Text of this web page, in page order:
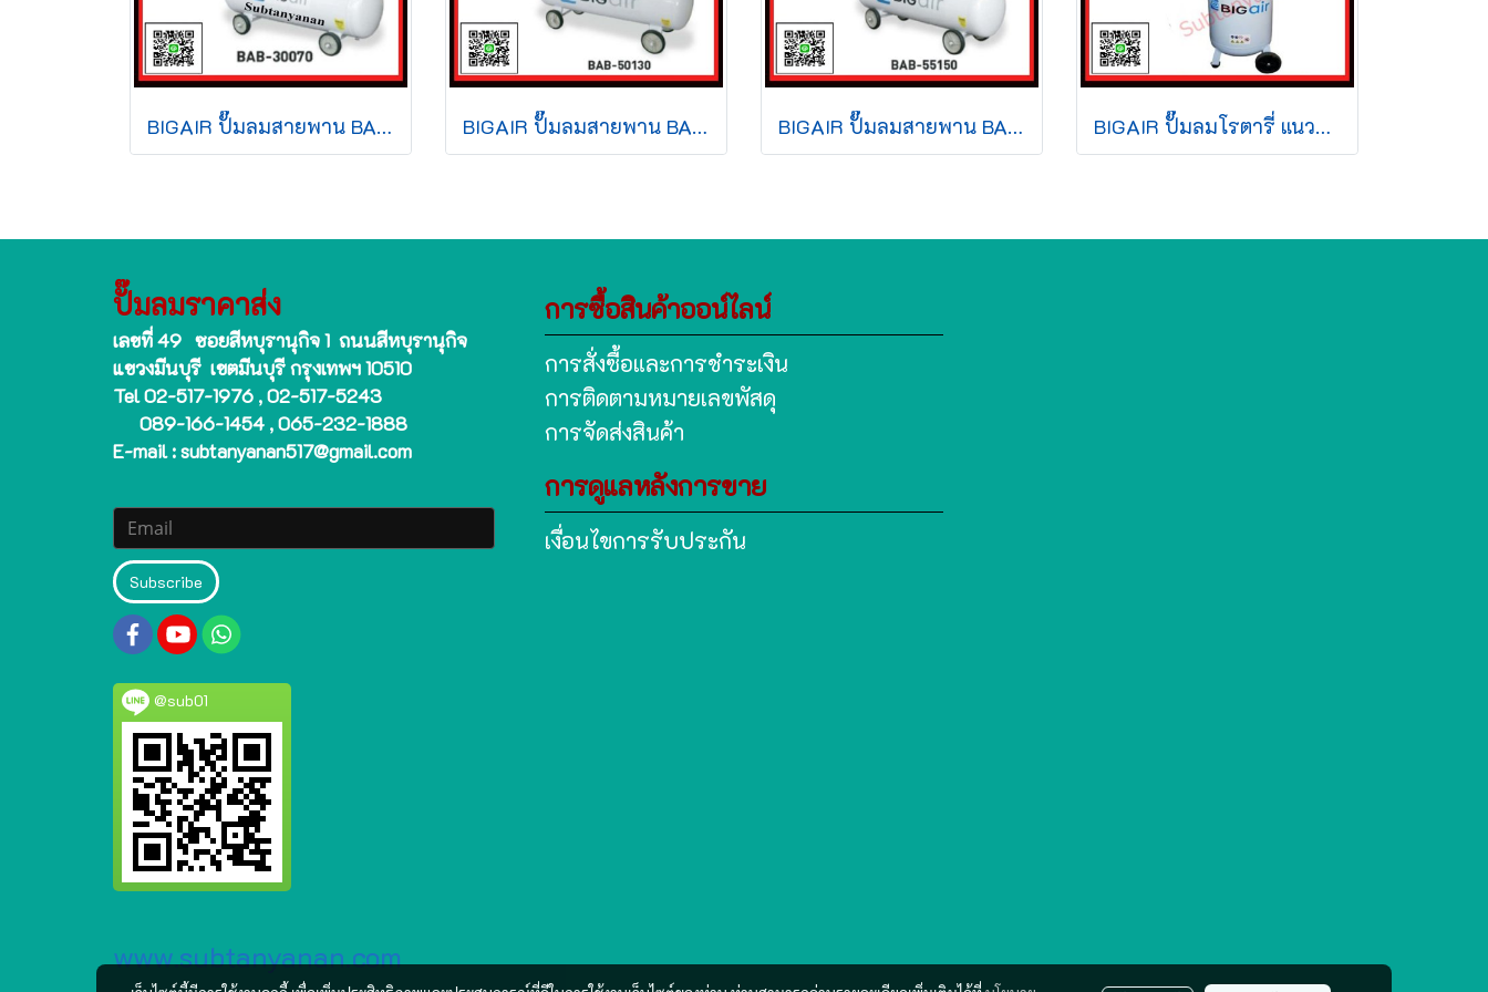
BIGAIR ปั๊มลมสายพาน BAB-30070 3HP 220v 70L สีขาว BIGAIR ปั๊มลมสายพาน BAB-50130 5HP 220v 130L สีขาว BIGAIR ปั๊มลมสายพาน BAB-55150 5.5HP 220v 150L สีขาว BIGAIR ปั๊มลมโรตารี่ แนวตั้ง BALV-25090 2.5HP 220v 90L สีขาว
ปั๊มลมราคาส่ง
เลขที่ 49 ซอยสีหบุรานุกิจ 1 ถนนสีหบุรานุกิจ
แขวงมีนบุรี เขตมีนบุรี กรุงเทพฯ 10510
Tel 02-517-1976 , 02-517-5243
089-166-1454 , 065-232-1888
E-mail : subtanyanan517@gmail.com
Subscribe
@sub01
การซื้อสินค้าออน์ไลน์
การสั่งซื้อและการชำระเงิน
การติดตามหมายเลขพัสดุ
การจัดส่งสินค้า
การดูแลหลังการขาย
เงื่อนไขการรับประกัน
www.subtanyanan.com